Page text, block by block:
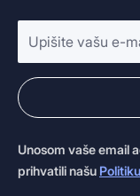
E-
mail
adresa
*
Unosom vaše email
prihvatili našu